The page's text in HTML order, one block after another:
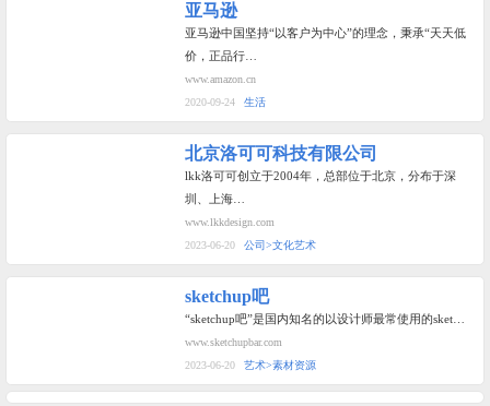
亚马逊
亚马逊中国坚持“以客户为中心”的理念，秉承“天天低
价，正品行…
www.amazon.cn
2020-09-24
生活
北京洛可可科技有限公司
lkk洛可可创立于2004年，总部位于北京，分布于深
圳、上海…
www.lkkdesign.com
2023-06-20
公司>文化艺术
sketchup吧
“sketchup吧”是国内知名的以设计师最常使用的sket…
www.sketchupbar.com
2023-06-20
艺术>素材资源